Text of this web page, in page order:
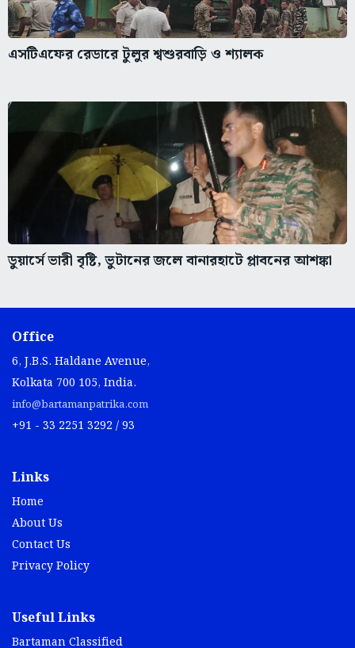
এসটিএফের রেডারে টুলুর শ্বশুরবাড়ি ও শ্যালক
ডুয়ার্সে ভারী বৃষ্টি, ভুটানের জলে বানারহাটে প্লাবনের আশঙ্কা
Office
6, J.B.S. Haldane Avenue,
Kolkata 700 105, India.
info@bartamanpatrika.com
+91 - 33 2251 3292 / 93
Links
Home
About Us
Contact Us
Privacy Policy
Useful Links
Bartaman Classified